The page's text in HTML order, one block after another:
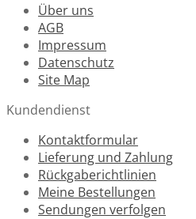
Über uns
AGB
Impressum
Datenschutz
Site Map
Kundendienst
Kontaktformular
Lieferung und Zahlung
Rückgaberichtlinien
Meine Bestellungen
Sendungen verfolgen